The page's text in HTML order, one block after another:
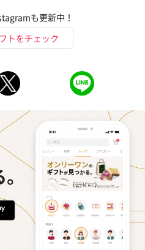
も更新中！
トをチェック